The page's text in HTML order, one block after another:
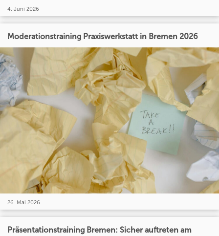
4. Juni 2026
Moderationstraining Praxiswerkstatt in Bremen 2026
26. Mai 2026
Präsentationstraining Bremen: Sicher auftreten am